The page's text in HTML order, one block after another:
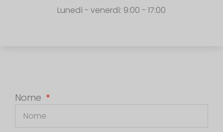
Lunedì - venerdì: 9:00 - 17:00
Nome